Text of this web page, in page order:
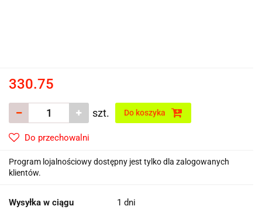
330.75
szt. Do koszyka
Do przechowalni
Program lojalnościowy dostępny jest tylko dla zalogowanych
klientów.
Wysyłka w ciągu 1 dni